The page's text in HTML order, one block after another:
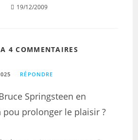
19/12/2009
4 COMMENTAIRES
RÉPONDRE
Springsteen en
pou prolonger le plaisir ?